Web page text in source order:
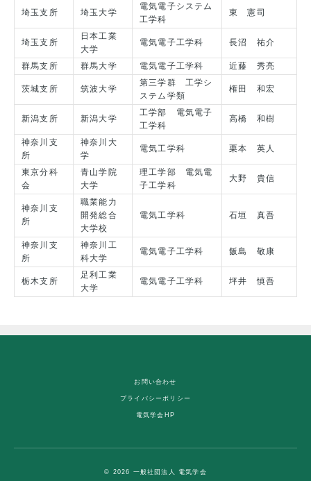
埼玉支所 埼玉大学
電気電子システム
工学科
東 憲司
埼玉支所
日本工業
大学
電気電子工学科 長沼 祐介
群馬支所 群馬大学 電気電子工学科 近藤 秀亮
茨城支所 筑波大学
第三学群 工学シ
ステム学類
権田 和宏
新潟支所 新潟大学
工学部 電気電子
工学科
高橋 和樹
神奈川支
所
神奈川大
学
電気工学科 栗本 英人
東京分科
会
青山学院
大学
理工学部 電気電
子工学科
大野 貴信
神奈川支
所
職業能力
開発総合
大学校
電気工学科 石垣 真吾
神奈川支
所
神奈川工
科大学
電気電子工学科 飯島 敬康
栃木支所
足利工業
大学
電気電子工学科 坪井 慎吾
お問い合わせ
プライバシーポリシー
電気学会HP
© 2026 一般社団法人 電気学会